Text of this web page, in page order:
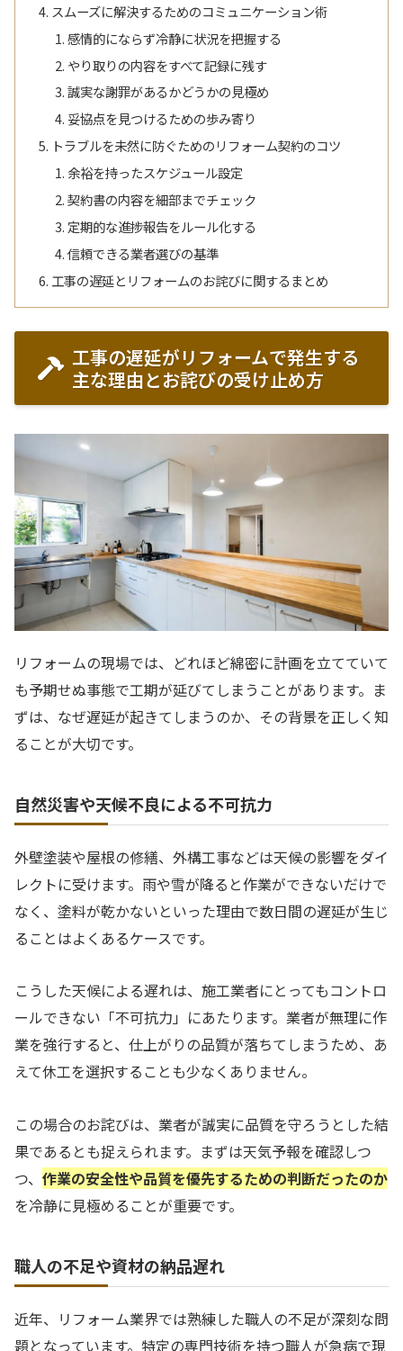
スムーズに解決するためのコミュニケーション術
感情的にならず冷静に状況を把握する
やり取りの内容をすべて記録に残す
誠実な謝罪があるかどうかの見極め
妥協点を見つけるための歩み寄り
トラブルを未然に防ぐためのリフォーム契約のコツ
余裕を持ったスケジュール設定
契約書の内容を細部までチェック
定期的な進捗報告をルール化する
信頼できる業者選びの基準
工事の遅延とリフォームのお詫びに関するまとめ
工事の遅延がリフォームで発生する
主な理由とお詫びの受け止め方
リフォームの現場では、どれほど綿密に計画を立てていて
も予期せぬ事態で工期が延びてしまうことがあります。ま
ずは、なぜ遅延が起きてしまうのか、その背景を正しく知
ることが大切です。
自然災害や天候不良による不可抗力
外壁塗装や屋根の修繕、外構工事などは天候の影響をダイ
レクトに受けます。雨や雪が降ると作業ができないだけで
なく、塗料が乾かないといった理由で数日間の遅延が生じ
ることはよくあるケースです。
こうした天候による遅れは、施工業者にとってもコントロ
ールできない「不可抗力」にあたります。業者が無理に作
業を強行すると、仕上がりの品質が落ちてしまうため、あ
えて休工を選択することも少なくありません。
この場合のお詫びは、業者が誠実に品質を守ろうとした結
果であるとも捉えられます。まずは天気予報を確認しつ
つ、 作業の安全性や品質を優先するための判断だったのか
を冷静に見極めることが重要です。
職人の不足や資材の納品遅れ
近年、リフォーム業界では熟練した職人の不足が深刻な問
題となっています。特定の専門技術を持つ職人が急病で現